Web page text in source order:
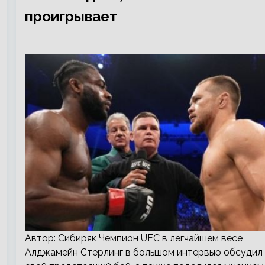
проигрывает
Автор: Сибиряк Чемпион UFC в легчайшем весе
Алджамейн Стерлинг в большом интервью обсудил